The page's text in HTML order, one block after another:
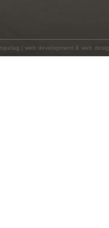
| web development & web